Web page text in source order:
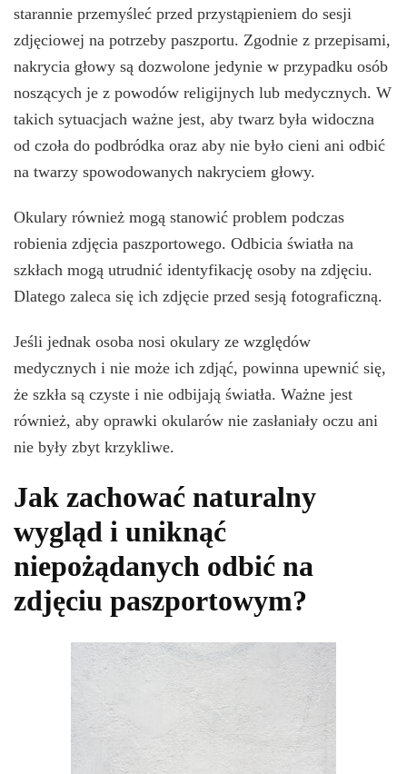
starannie przemyśleć przed przystąpieniem do sesji
zdjęciowej na potrzeby paszportu. Zgodnie z przepisami,
nakrycia głowy są dozwolone jedynie w przypadku osób
noszących je z powodów religijnych lub medycznych. W
takich sytuacjach ważne jest, aby twarz była widoczna
od czoła do podbródka oraz aby nie było cieni ani odbić
na twarzy spowodowanych nakryciem głowy.
Okulary również mogą stanowić problem podczas
robienia zdjęcia paszportowego. Odbicia światła na
szkłach mogą utrudnić identyfikację osoby na zdjęciu.
Dlatego zaleca się ich zdjęcie przed sesją fotograficzną.
Jeśli jednak osoba nosi okulary ze względów
medycznych i nie może ich zdjąć, powinna upewnić się,
że szkła są czyste i nie odbijają światła. Ważne jest
również, aby oprawki okularów nie zasłaniały oczu ani
nie były zbyt krzykliwe.
Jak zachować naturalny
wygląd i uniknąć
niepożądanych odbić na
zdjęciu paszportowym?